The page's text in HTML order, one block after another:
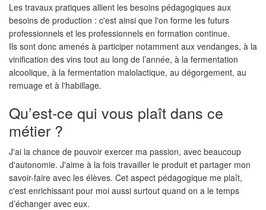
Les travaux pratiques allient les besoins pédagogiques aux
besoins de production : c'est ainsi que l'on forme les futurs
professionnels et les professionnels en formation continue.
Ils sont donc amenés à participer notamment aux vendanges, à la
vinification des vins tout au long de l’année, à la fermentation
alcoolique, à la fermentation malolactique, au dégorgement, au
remuage et à l'habillage.
Qu’est-ce qui vous plaît dans ce
métier ?
J'ai la chance de pouvoir exercer ma passion, avec beaucoup
d'autonomie. J'aime à la fois travailler le produit et partager mon
savoir-faire avec les élèves. Cet aspect pédagogique me plaît,
c'est enrichissant pour moi aussi surtout quand on a le temps
d’échanger avec eux.